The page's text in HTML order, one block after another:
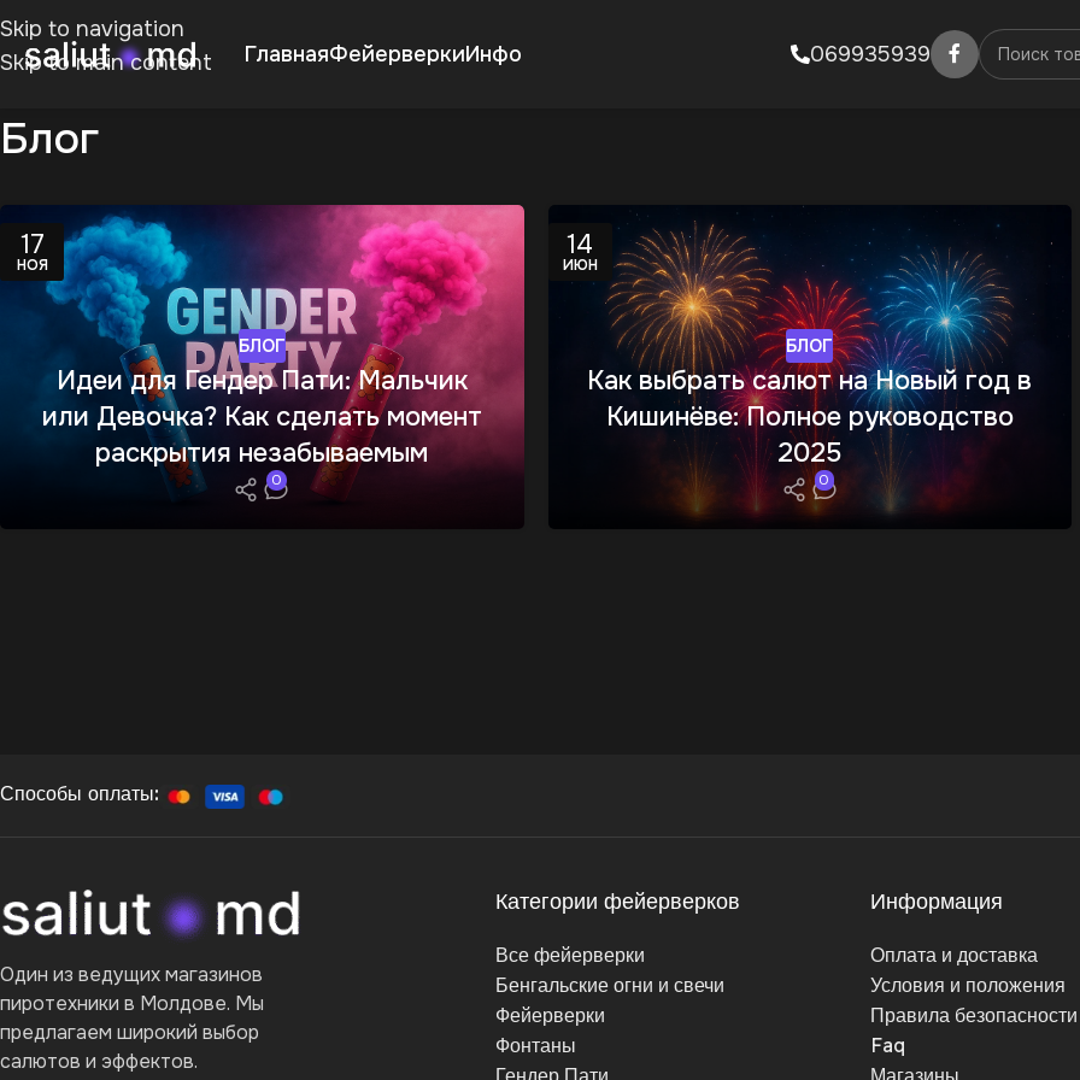
Skip to navigation
Skip to main content
ГлавнаяФейерверкиИнфо 069935939
Блог
17
НОЯ
БЛОГ
Идеи для Гендер Пати: Мальчик
или Девочка? Как сделать момент
раскрытия незабываемым
0
14
ИЮН
БЛОГ
Как выбрать салют на Новый год в
Кишинёве: Полное руководство
2025
0
Способы оплаты:
Один из ведущих магазинов
пиротехники в Молдове. Мы
предлагаем широкий выбор
салютов и эффектов.
Категории фейерверков
Все фейерверки
Бенгальские огни и свечи
Фейерверки
Фонтаны
Гендер Пати
Информация
Оплата и доставка
Условия и положения
Правила безопасности
Faq
Магазины